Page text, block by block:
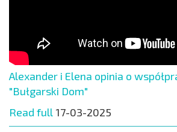
Alexander i Elena opinia o
"Bułgarski Dom"
Read full 17-03-2025